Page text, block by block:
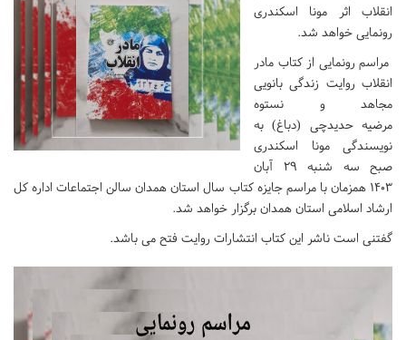
انقلاب اثر مونا اسکندری
رونمایی خواهد شد.
مراسم رونمایی از کتاب مادر
انقلاب روایت زندگی بانویی
مجاهد و نستوه
مرضیه حدیدچی (دباغ) به
نویسندگی مونا اسکندری
صبح سه شنبه ۲۹ آبان
۱۴۰۳ همزمان با مراسم جایزه کتاب سال استان همدان سالن اجتماعات اداره کل
ارشاد اسلامی استان همدان برگزار خواهد شد.
گفتنی است ناشر این کتاب انتشارات روایت فتح می ‌باشد.